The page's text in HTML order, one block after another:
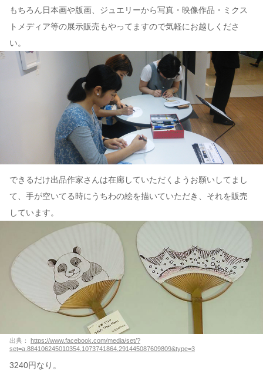
もちろん日本画や版画、ジュエリーから写真・映像作品・ミクス
トメディア等の展示販売もやってますので気軽にお越しくださ
い。
できるだけ出品作家さんは在廊していただくようお願いしてまし
て、手が空いてる時にうちわの絵を描いていただき、それを販売
しています。
出典：
https://www.facebook.com/media/set/?
set=a.884106245010354.1073741864.291445087609809&type=3
3240円なり。